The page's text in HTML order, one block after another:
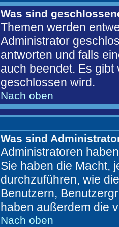
Was sind
Themen werden
Administrator
antworten und falls
auch beendet. Es
geschlossen wird.
Nach oben
Was sind
Administratoren
Sie haben die Macht,
durchzuführen, wie
Benutzern,
haben außerdem die
Nach oben